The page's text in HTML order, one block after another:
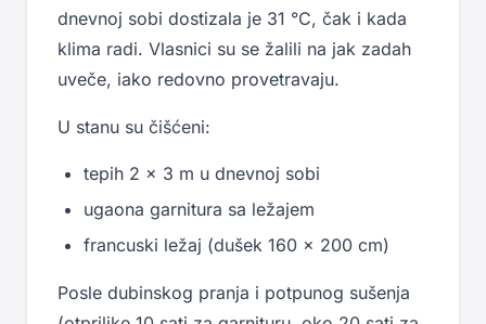
dnevnoj sobi dostizala je 31 °C, čak i kada
klima radi. Vlasnici su se žalili na jak zadah
uveče, iako redovno provetravaju.
U stanu su čišćeni:
tepih 2 × 3 m u dnevnoj sobi
ugaona garnitura sa ležajem
francuski ležaj (dušek 160 × 200 cm)
Posle dubinskog pranja i potpunog sušenja